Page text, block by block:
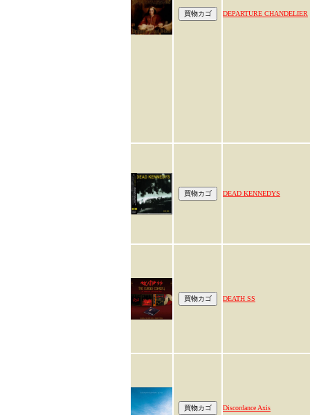
DEPARTURE CHANDELIER
DEAD KENNEDYS
DEATH SS
Discordance Axis